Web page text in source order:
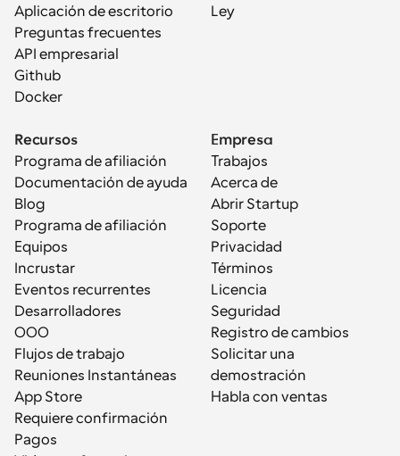
Aplicación de escritorio
Preguntas frecuentes
API empresarial
Github
Docker
Ley
Recursos
Programa de afiliación
Documentación de ayuda
Blog
Programa de afiliación
Equipos
Incrustar
Eventos recurrentes
Desarrolladores
OOO
Flujos de trabajo
Reuniones Instantáneas
App Store
Requiere confirmación
Pagos
Empresa
Trabajos
Acerca de
Abrir Startup
Soporte
Privacidad
Términos
Licencia
Seguridad
Registro de cambios
Solicitar una
demostración
Habla con ventas